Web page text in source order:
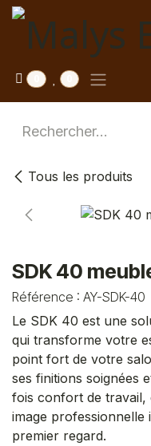
Se rendre au contenu
Tous les produits
SDK 40
Référence : AY-SDK-40
Le SDK 40 est une
qui transforme votre
point fort de votre
ses finitions soignées
fois confort de travail,
image professionnelle
premier regard.